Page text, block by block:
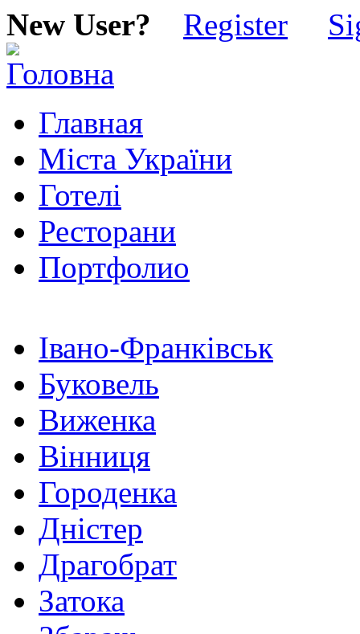
New User? Register
Главная
Міста України
Готелі
Ресторани
Портфолио
Івано-Франківськ
Буковель
Виженка
Вінниця
Городенка
Дністер
Драгобрат
Затока